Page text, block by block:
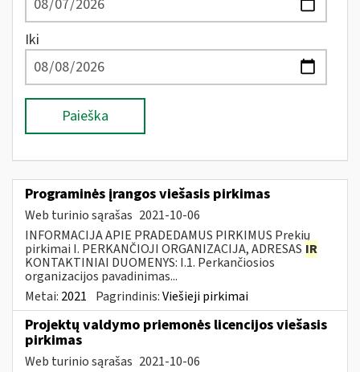
Iki
Paieška
Programinės įrangos viešasis pirkimas
Web turinio sąrašas 2021-10-06
INFORMACIJA APIE PRADEDAMUS PIRKIMUS Prekių
pirkimai I. PERKANČIOJI ORGANIZACIJA, ADRESAS IR
KONTAKTINIAI DUOMENYS: I.1. Perkančiosios
organizacijos pavadinimas...
Metai: 2021 Pagrindinis:Viešieji pirkimai
Projektų valdymo priemonės licencijos viešasis
pirkimas
Web turinio sąrašas 2021-10-06